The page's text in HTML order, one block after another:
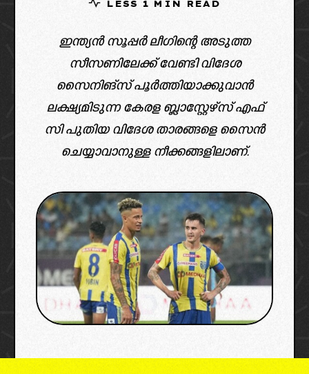
LESS 1 MIN READ
ഇന്ത്യൻ സൂപ്പർ ലീഗിന്റെ അടുത്ത
സീസണിലേക്ക് വേണ്ടി വിദേശ
സൈനിങ്‌സ് പൂർത്തിയാക്കുവാൻ
ലക്ഷ്യമിടുന്ന കേരള ബ്ലാസ്റ്റേഴ്സ് എഫ്
സി പുതിയ വിദേശ താരങ്ങളെ സൈൻ
ചെയ്യാവാനുള്ള നീക്കങ്ങളിലാണ്.